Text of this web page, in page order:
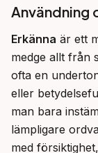
Användning
Erkänna är ett
medge allt från
ofta en
eller
man bara
lämpligare
med